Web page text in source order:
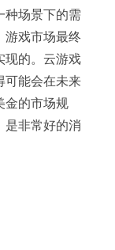
种场景下的需
游戏市场最终
现的。云游戏
可能会在未来
金的市场规
是非常好的消